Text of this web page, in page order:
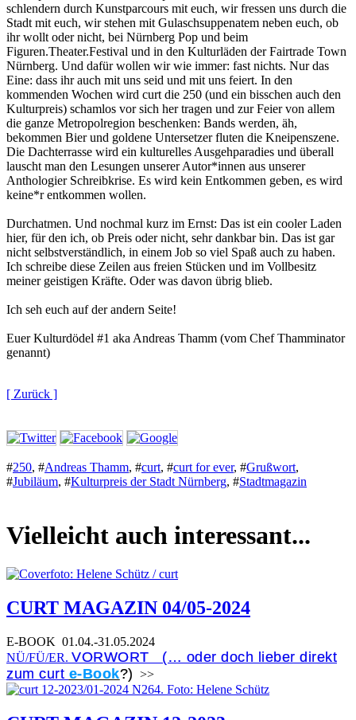
schlendern durch Kunstparcours mit euch, wir fressen uns durch die
Stadt mit euch, wir stehen mit Gulaschsuppenatem neben euch, ob
ihr wollt oder nicht, bei Nürnberg Pop und beim
Figuren.Theater.Festival und in den Kulturläden der Fairtrade Town
Nürnberg. Und dafür wollen wir wie immer: fast nichts. Nur das
Eine: dass ihr auch mit uns seid und mit uns feiert. In den
kommenden Wochen wird curt die 250 (und ein bisschen auch den
Kulturpreis) schamlos vor sich her tragen und zur Feier von allem
die ganze Metropolregion beschenken: Bands werden, äh,
bekommen Bier und goldene Untersetzer fluten die Kneipenszene.
Die Dachterrasse wird ein kulturelles Ausgehparadies und überall
lauscht man den Lesungen unserer Autor*innen aus unserer
Anthologier Schreibkrise. Es wird kein Entkommen geben, es wird
keine*r entkommen wollen.
Durchatmen. Und nochmal kurz im Ernst: Das ist ein cooler Laden
hier, für den ich, ob Preis oder nicht, sehr dankbar bin. Das ist gar
nicht selbstverständlich, in einem Job so viel Spaß auch zu haben.
Ich schreibe diese Zeilen aus freien Stücken und im Vollbesitz
meiner geistigen Kräfte. Oder was davon übrig blieb.
Ich seh euch auf der andern Seite!
Euer Kulturdödel #1 aka Andreas Thamm (vom Chef Thamminator
genannt)
[ Zurück ]
#250, #Andreas Thamm, #curt, #curt for ever, #Grußwort,
#Jubiläum, #Kulturpreis der Stadt Nürnberg, #Stadtmagazin
Vielleicht auch interessant...
CURT MAGAZIN 04/05-2024
E-BOOK 01.04.-31.05.2024
NÜ/FÜ/ER. VORWORT (… oder doch lieber direkt
zum curt e-Book?) >>